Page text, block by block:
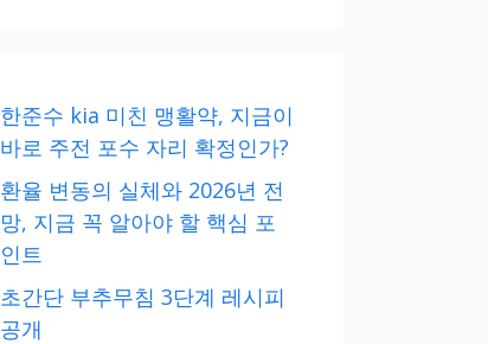
한준수 kia 미친 맹활약, 지금이
바로 주전 포수 자리 확정인가?
환율 변동의 실체와 2026년 전
망, 지금 꼭 알아야 할 핵심 포
인트
초간단 부추무침 3단계 레시피
공개